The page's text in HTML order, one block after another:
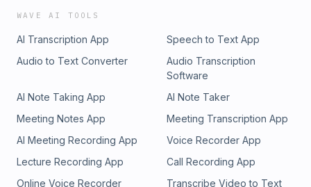
WAVE AI TOOLS
AI Transcription App
Speech to Text App
Audio to Text Converter
Audio Transcription
Software
AI Note Taking App
AI Note Taker
Meeting Notes App
Meeting Transcription App
AI Meeting Recording App
Voice Recorder App
Lecture Recording App
Call Recording App
Online Voice Recorder
Transcribe Video to Text